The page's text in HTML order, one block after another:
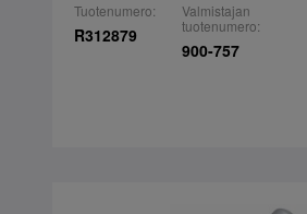
Tuotenumero:
R312879
Valmistajan
tuotenumero:
900-757